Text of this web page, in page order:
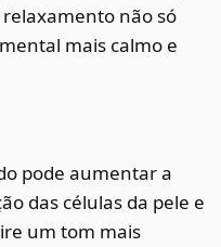
não só
mais calmo e
pode aumentar a
das células da pele e
um tom mais